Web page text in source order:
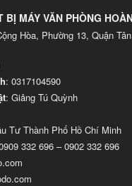
BỊ MÁY VĂN PHÒNG
Hòa, Phường 13, Quận
: 0317104590
: Giảng Tú Quỳnh
Tư Thành Phố Hồ Chí Minh
332 696 –0902 332 696